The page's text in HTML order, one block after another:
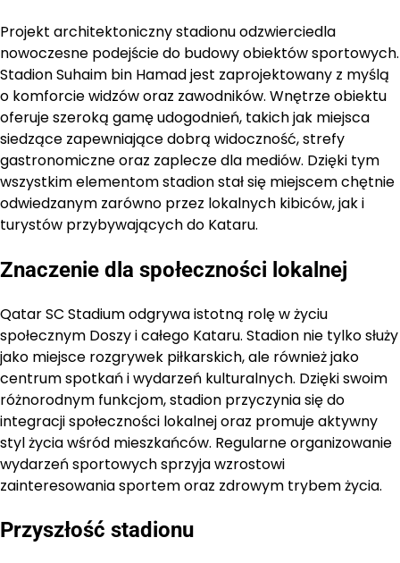
Projekt architektoniczny stadionu odzwierciedla
nowoczesne podejście do budowy obiektów sportowych.
Stadion Suhaim bin Hamad jest zaprojektowany z myślą
o komforcie widzów oraz zawodników. Wnętrze obiektu
oferuje szeroką gamę udogodnień, takich jak miejsca
siedzące zapewniające dobrą widoczność, strefy
gastronomiczne oraz zaplecze dla mediów. Dzięki tym
wszystkim elementom stadion stał się miejscem chętnie
odwiedzanym zarówno przez lokalnych kibiców, jak i
turystów przybywających do Kataru.
Znaczenie dla społeczności lokalnej
Qatar SC Stadium odgrywa istotną rolę w życiu
społecznym Doszy i całego Kataru. Stadion nie tylko służy
jako miejsce rozgrywek piłkarskich, ale również jako
centrum spotkań i wydarzeń kulturalnych. Dzięki swoim
różnorodnym funkcjom, stadion przyczynia się do
integracji społeczności lokalnej oraz promuje aktywny
styl życia wśród mieszkańców. Regularne organizowanie
wydarzeń sportowych sprzyja wzrostowi
zainteresowania sportem oraz zdrowym trybem życia.
Przyszłość stadionu